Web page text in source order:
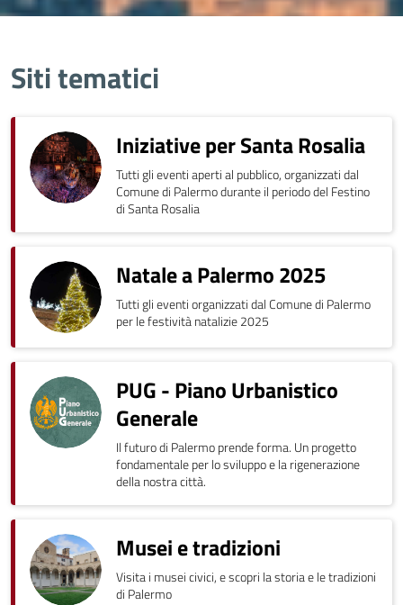
Siti tematici
Iniziative per Santa Rosalia
Tutti gli eventi aperti al pubblico, organizzati dal
Comune di Palermo durante il periodo del Festino
di Santa Rosalia
Natale a Palermo 2025
Tutti gli eventi organizzati dal Comune di Palermo
per le festività natalizie 2025
PUG - Piano Urbanistico
Generale
Il futuro di Palermo prende forma. Un progetto
fondamentale per lo sviluppo e la rigenerazione
della nostra città.
Musei e tradizioni
Visita i musei civici, e scopri la storia e le tradizioni
di Palermo